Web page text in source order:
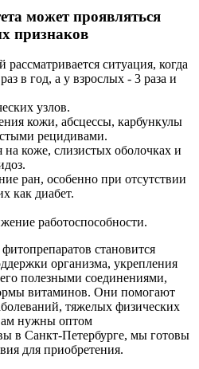
может проявляться
признаков
ситуация, когда
в год, а у взрослых - 3 раза и
узлов.
кожи, абсцессы, карбункулы
рецидивами.
коже, слизистых оболочках и
ран, особенно при отсутствии
как диабет.
работоспособности.
становится
организма, укрепления
полезными соединениями,
витаминов. Они помогают
тяжелых физических
нужны оптом
в Санкт-Петербурге, мы готовы
для приобретения.